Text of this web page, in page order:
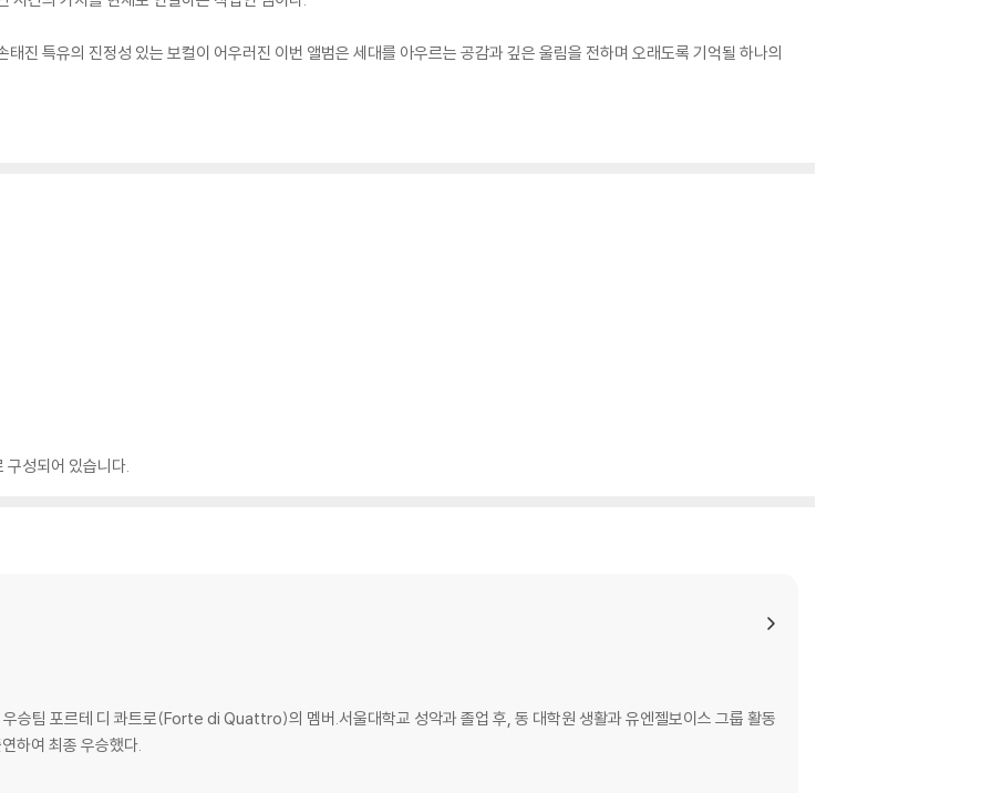
진 특유의 진정성 있는 보컬이 어우러진 이번 앨범은 세대를 아우르는 공감과 깊은 울림을 전하며 오래도록 기억될 하나의
구성되어 있습니다.
승팀 포르테 디 콰트로(Forte di Quattro)의 멤버.서울대학교 성악과 졸업 후, 동 대학원 생활과 유엔젤보이스 그룹 활동
하여 최종 우승했다.